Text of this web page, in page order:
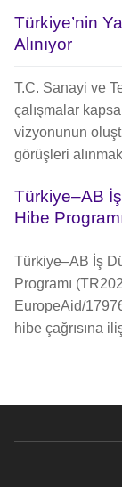
Türkiye’nin
Alınıyor
T.C. Sanayi ve
çalışmalar
vizyonunun
görüşleri
Türkiye–AB
Hibe
Türkiye–AB İş
Programı
EuropeAid/
hibe çağrısına